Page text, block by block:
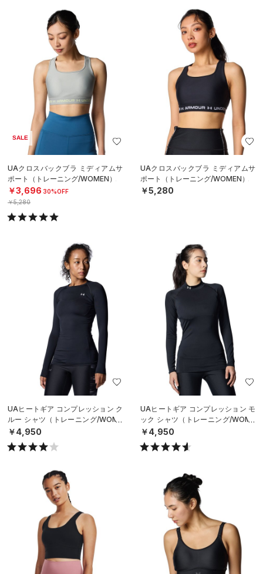
SALE
UAクロスバックブラ ミディアムサ
ポート（トレーニング/WOMEN）
￥3,696 30%OFF
￥5,280
UAクロスバックブラ ミディアムサ
ポート（トレーニング/WOMEN）
￥5,280
UAヒートギア コンプレッション ク
ルー シャツ（トレーニング/WOME
N）
￥4,950
UAヒートギア コンプレッション モ
ック シャツ（トレーニング/WOME
N）
￥4,950